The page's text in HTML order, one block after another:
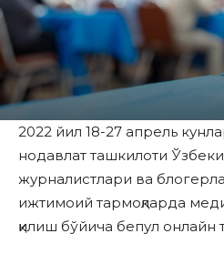
2022 йил 18-27 апрель
нодавлат ташкилоти
журналистлари ва
ижтимоий тармоқларда
қилиш бўйича бепул онлайн